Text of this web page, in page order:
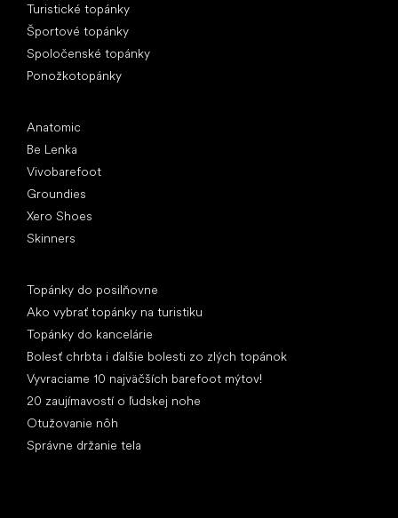
Turistické topánky
Športové topánky
Spoločenské topánky
Ponožkotopánky
Anatomic
Be Lenka
Vivobarefoot
Groundies
Xero Shoes
Skinners
Topánky do posilňovne
Ako vybrať topánky na turistiku
Topánky do kancelárie
Bolesť chrbta i ďalšie bolesti zo zlých topánok
Vyvraciame 10 najväčších barefoot mýtov!
20 zaujímavostí o ľudskej nohe
Otužovanie nôh
Správne držanie tela